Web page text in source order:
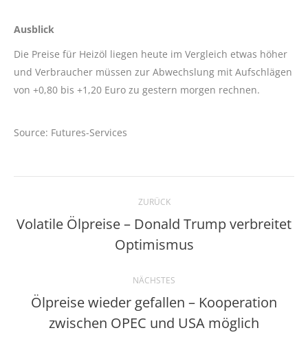
Ausblick
Die Preise für Heizöl liegen heute im Vergleich etwas höher
und Verbraucher müssen zur Abwechslung mit Aufschlägen
von +0,80 bis +1,20 Euro zu gestern morgen rechnen.
Source: Futures-Services
Kommentarnavigation
ZURÜCK
Vorheriger
Beitrag:
Volatile Ölpreise – Donald Trump verbreitet
Optimismus
NÄCHSTES
Nächster
Beitrag:
Ölpreise wieder gefallen – Kooperation
zwischen OPEC und USA möglich